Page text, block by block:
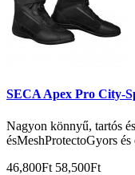
SECA Apex Pro City-
Nagyon könnyű, tartós
ésMeshProtectoGyors
46,800Ft 58,500Ft